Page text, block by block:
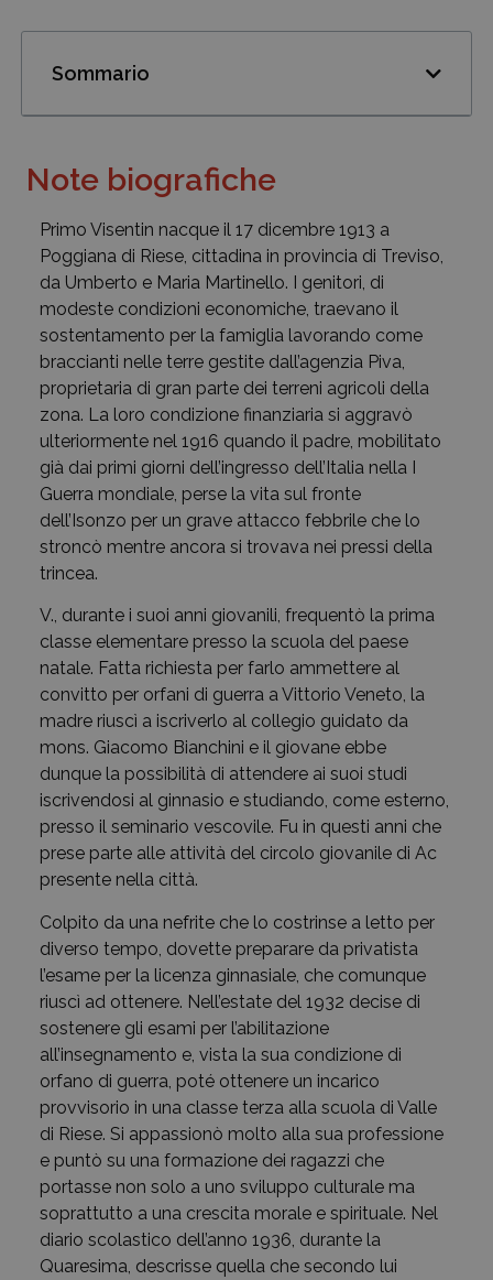
Sommario
Note biografiche
Primo Visentin nacque il 17 dicembre 1913 a
Poggiana di Riese, cittadina in provincia di Treviso,
da Umberto e Maria Martinello. I genitori, di
modeste condizioni economiche, traevano il
sostentamento per la famiglia lavorando come
braccianti nelle terre gestite dall’agenzia Piva,
proprietaria di gran parte dei terreni agricoli della
zona. La loro condizione finanziaria si aggravò
ulteriormente nel 1916 quando il padre, mobilitato
già dai primi giorni dell’ingresso dell’Italia nella I
Guerra mondiale, perse la vita sul fronte
dell’Isonzo per un grave attacco febbrile che lo
stroncò mentre ancora si trovava nei pressi della
trincea.
V., durante i suoi anni giovanili, frequentò la prima
classe elementare presso la scuola del paese
natale. Fatta richiesta per farlo ammettere al
convitto per orfani di guerra a Vittorio Veneto, la
madre riuscì a iscriverlo al collegio guidato da
mons. Giacomo Bianchini e il giovane ebbe
dunque la possibilità di attendere ai suoi studi
iscrivendosi al ginnasio e studiando, come esterno,
presso il seminario vescovile. Fu in questi anni che
prese parte alle attività del circolo giovanile di Ac
presente nella città.
Colpito da una nefrite che lo costrinse a letto per
diverso tempo, dovette preparare da privatista
l’esame per la licenza ginnasiale, che comunque
riuscì ad ottenere. Nell’estate del 1932 decise di
sostenere gli esami per l’abilitazione
all’insegnamento e, vista la sua condizione di
orfano di guerra, poté ottenere un incarico
provvisorio in una classe terza alla scuola di Valle
di Riese. Si appassionò molto alla sua professione
e puntò su una formazione dei ragazzi che
portasse non solo a uno sviluppo culturale ma
soprattutto a una crescita morale e spirituale. Nel
diario scolastico dell’anno 1936, durante la
Quaresima, descrisse quella che secondo lui